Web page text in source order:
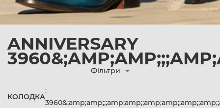
ANNIVERSARY
Фільтри
КОЛОДКА
: